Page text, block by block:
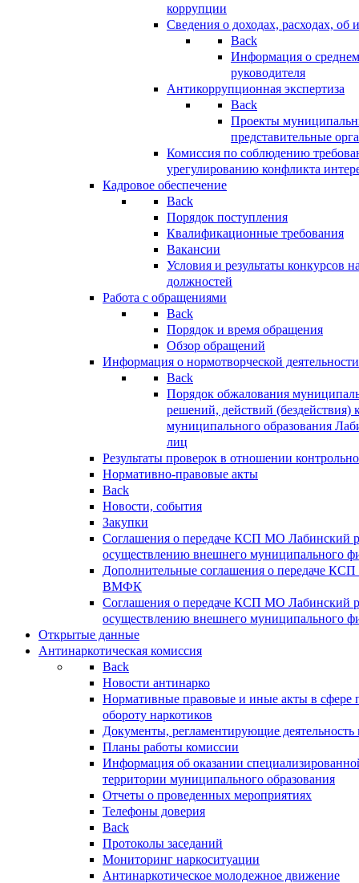
коррупции
Сведения о доходах, расходах, об
Back
Информация о
руководителя
Антикоррупционная экспертиза
Back
Проекты
представительные
Комиссия по соблюдению
урегулированию конфликта
Кадровое обеспечение
Back
Порядок поступления
Квалификационные требования
Вакансии
Условия и результаты конкурсов
должностей
Работа с обращениями
Back
Порядок и время обращения
Обзор обращений
Информация о нормотворческой деятельности
Back
Порядок обжалования
решений, действий (бездействия)
муниципального образования
лиц
Результаты проверок в отношении
Нормативно-правовые акты
Back
Новости, события
Закупки
Соглашения о передаче КСП МО Лабинский
осуществлению внешнего муниципального
Дополнительные соглашения о передаче
ВМФК
Соглашения о передаче КСП МО Лабинский
осуществлению внешнего муниципального
Открытые данные
Антинаркотическая комиссия
Back
Новости антинарко
Нормативные правовые и иные акты в сфере
обороту наркотиков
Документы, регламентирующие деятельность
Планы работы комиссии
Информация об оказании
территории муниципального образования
Отчеты о проведенных мероприятиях
Телефоны доверия
Back
Протоколы заседаний
Мониторинг наркоситуации
Антинаркотическое молодежное движение